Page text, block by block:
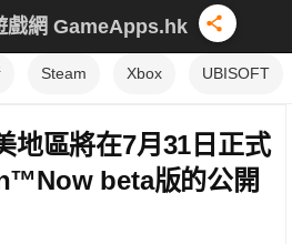
戲網 GameApps.hk
Steam Xbox UBISOFT
地區將在7月31日正式
beta版的公開